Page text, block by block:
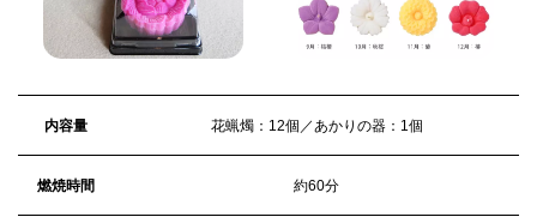
内容量 花蝋燭：12個／あかりの器：1個
燃焼時間 約60分